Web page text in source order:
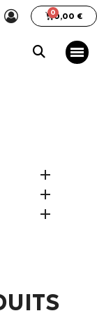
0,00 €


